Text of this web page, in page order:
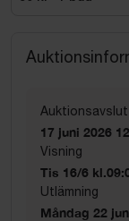
Auktionsavslut
17 juni 2026
Visning
Tis 16/6
Utlämning
Måndag 22